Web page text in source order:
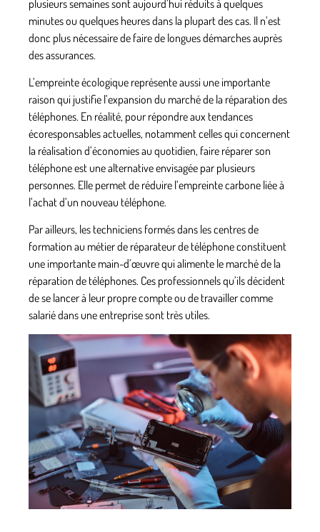
plusieurs semaines sont aujourd’hui réduits à quelques
minutes ou quelques heures dans la plupart des cas. Il n’est
donc plus nécessaire de faire de longues démarches auprès
des assurances.
L’empreinte écologique représente aussi une importante
raison qui justifie l’expansion du marché de la réparation des
téléphones. En réalité, pour répondre aux tendances
écoresponsables actuelles, notamment celles qui concernent
la réalisation d’économies au quotidien, faire réparer son
téléphone est une alternative envisagée par plusieurs
personnes. Elle permet de réduire l’empreinte carbone liée à
l’achat d’un nouveau téléphone.
Par ailleurs, les techniciens formés dans les centres de
formation au métier de réparateur de téléphone constituent
une importante main-d’œuvre qui alimente le marchéde la
réparation de téléphones. Ces professionnels qu’ils décident
de se lancer à leur propre compte ou de travailler comme
salarié dans une entreprise sont très utiles.